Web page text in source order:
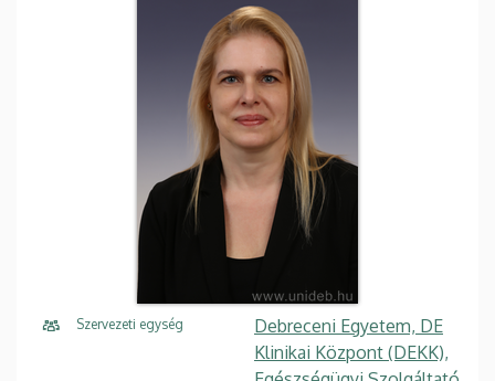
Szervezeti egység
Debreceni Egyetem, DE
Klinikai Központ (DEKK),